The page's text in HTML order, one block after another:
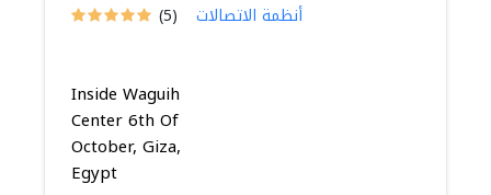
(5) أنظمة الاتصالات
Inside Waguih
Center 6th Of
October, Giza,
Egypt